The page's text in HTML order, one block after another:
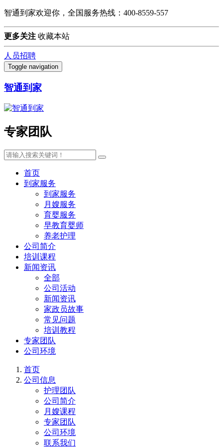
智通到家欢迎你，全国服务热线：400-8559-557
更多关注 收藏本站
人员招聘
Toggle navigation
智通到家
专家团队
首页
到家服务
到家服务
月嫂服务
育婴服务
早教育婴师
养老护理
公司简介
培训课程
新闻资讯
全部
公司活动
新闻资讯
家政员故事
常见问题
培训教程
专家团队
公司环境
首页
公司信息
护理团队
公司简介
月嫂课程
专家团队
公司环境
联系我们